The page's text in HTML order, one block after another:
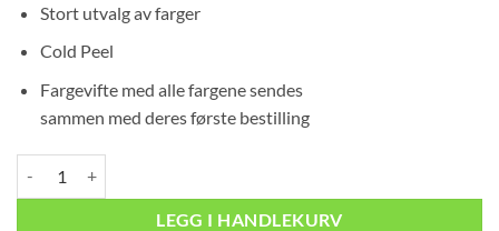
Stort utvalg av farger
Cold Peel
Fargevifte med alle fargene sendes
sammen med deres første bestilling
LEGG I HANDLEKURV